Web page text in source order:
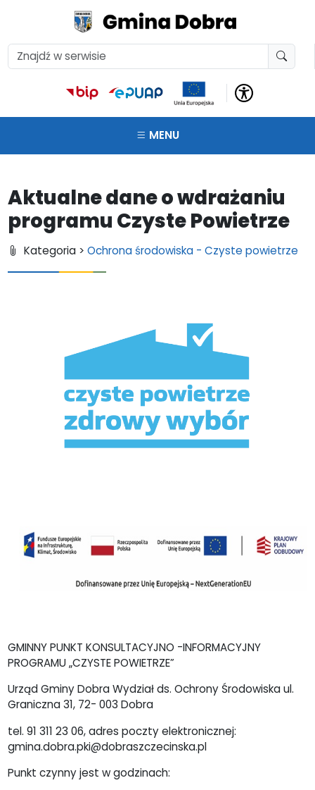
MENU
Aktualne dane o wdrażaniu
programu Czyste Powietrze
Kategoria >Ochrona środowiska - Czyste powietrze
GMINNY PUNKT KONSULTACYJNO -INFORMACYJNY
PROGRAMU „CZYSTE POWIETRZE”
Urząd Gminy Dobra Wydział ds. Ochrony Środowiska ul.
Graniczna 31, 72- 003 Dobra
tel. 91 311 23 06, adres poczty elektronicznej:
gmina.dobra.pki@dobraszczecinska.pl
Punkt czynny jest w godzinach: